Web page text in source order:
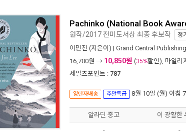
Pachinko (National Book
원작/2017 전미도서상 최종 후보작 정
이민진 (지은이) | Grand Central Publishing
16,700원 → 10,850원 (35%할인), 마일리
세일즈포인트 : 787
양탄자배송 주말특급 8월 10일 (월) 아침 7
알라딘 중고 이 광활한
- -